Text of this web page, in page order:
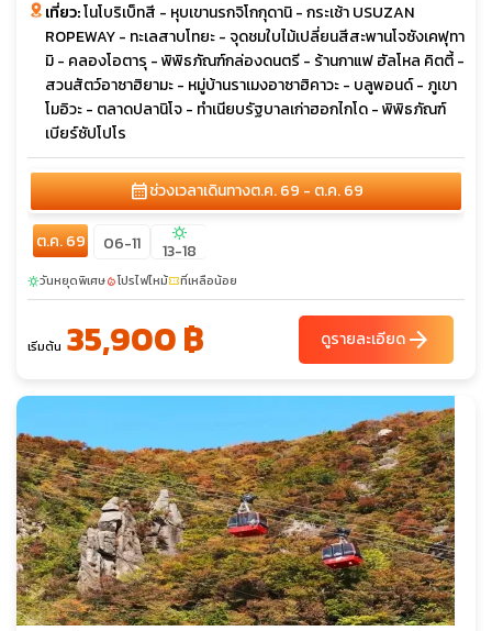
เที่ยว:โนโบริเบ็ทสี - หุบเขานรกจิโกกุดานิ - กระเช้า USUZAN
ROPEWAY - ทะเลสาบโทยะ - จุดชมใบไม้เปลี่ยนสีสะพานโจซังเคฟุทา
มิ - คลองโอตารุ - พิพิธภัณฑ์กล่องดนตรี - ร้านกาแฟ ฮัลโหล คิตตี้ -
สวนสัตว์อาซาฮิยามะ - หมู่บ้านราเมงอาซาฮิคาวะ - บลูพอนด์ - ภูเขา
โมอิวะ - ตลาดปลานิโจ - ทำเนียบรัฐบาลเก่าฮอกไกโด - พิพิธภัณฑ์
เบียร์ซัปโปโร
calendar_monthช่วงเวลาเดินทางต.ค. 69 - ต.ค. 69
ต.ค. 69 06-11 sunny
13-18
sunnyวันหยุดพิเศษlocal_fire_departmentโปรไฟไหม้confirmation_numberที่เหลือน้อย
เริ่มต้น 35,900 ฿ ดูรายละเอียดarrow_forward